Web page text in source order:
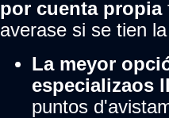
por cuenta propia
averase si se tien
La meyor
especializaos
puntos